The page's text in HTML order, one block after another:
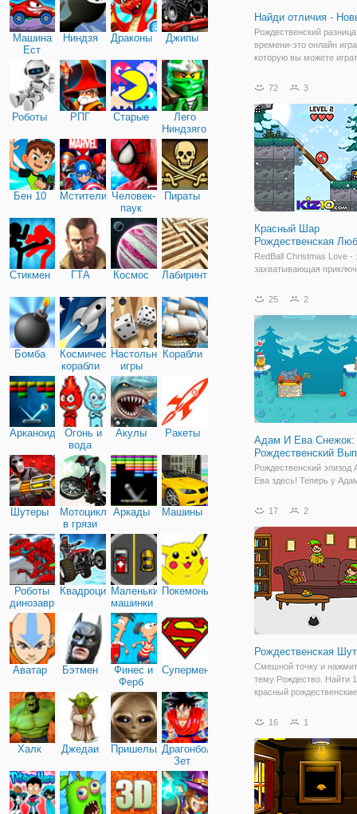
Машина
Ест
Машину
Ниндзя Драконы Джипы
Роботы РПГ Старые
Лего
Ниндзяго
Бен 10 Мстители Человек-
паук
Пираты
Стикмен ГТА Космос Лабиринты
Бомба
Космические
корабли
Настольные
игры
Корабли
Арканоид
Огонь и
вода
Акулы Ракеты
Шутеры
Мотоциклы
в грязи
Аркады Машины
Роботы
динозавры
КвадроциклыМаленькие
машинки
Покемоны
Аватар Бэтмен
Финес и
Ферб
Супермен
Халк Джедаи ПришельцыДрагонболл
Зет
Найди отличия -
Рождественский
времени-это онлайн
которую вы можете
понимание? Играть в
времени, чтобы
картинки о Рождестве
72 3
Красный Шар
Рождественская
RedBall Christmas Love -
захватывающая
Наслаждайтесь этой
игры red ball с
тематикой. Вас ждет
приключение,
25 2
Адам И Ева Снежок:
Рождественский
Рождественский эпизод
Ева здесь! Теперь у
новогодней елке!
17 2
Рождественская
Смешной точку и
тему Рождество. Найти
красный
16 1